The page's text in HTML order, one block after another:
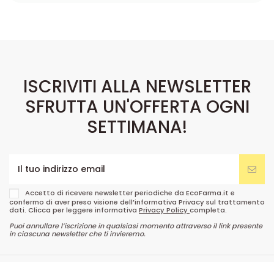
ISCRIVITI ALLA NEWSLETTER
SFRUTTA UN'OFFERTA OGNI
SETTIMANA!
Accetto di ricevere newsletter periodiche da EcoFarma.it e
confermo di aver preso visione dell’informativa Privacy sul trattamento
dati. Clicca per leggere informativa Privacy Policycompleta.
Puoi annullare l’iscrizione in qualsiasi momento attraverso il link presente
in ciascuna newsletter che ti invieremo.